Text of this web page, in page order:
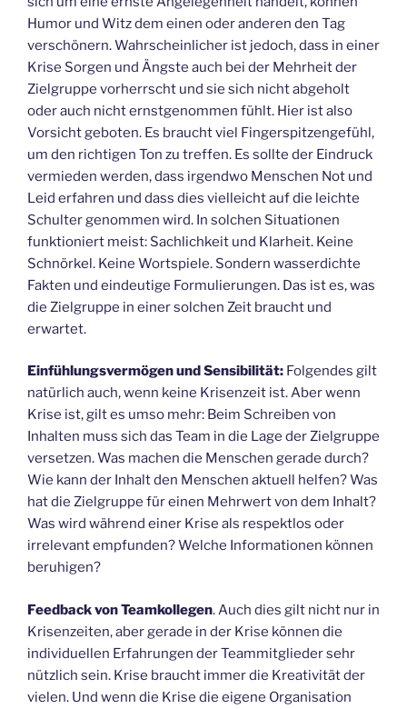
Humor und Witz dem einen oder anderen den Tag
verschönern. Wahrscheinlicher ist jedoch, dass in einer
Krise Sorgen und Ängste auch bei der Mehrheit der
Zielgruppe vorherrscht und sie sich nicht abgeholt
oder auch nicht ernstgenommen fühlt. Hier ist also
Vorsicht geboten. Es braucht viel Fingerspitzengefühl,
um den richtigen Ton zu treffen. Es sollte der Eindruck
vermieden werden, dass irgendwo Menschen Not und
Leid erfahren und dass dies vielleicht auf die leichte
Schulter genommen wird. In solchen Situationen
funktioniert meist: Sachlichkeit und Klarheit. Keine
Schnörkel. Keine Wortspiele. Sondern wasserdichte
Fakten und eindeutige Formulierungen. Das ist es, was
die Zielgruppe in einer solchen Zeit braucht und
erwartet.
Einfühlungsvermögen und Sensibilität: Folgendes gilt
natürlich auch, wenn keine Krisenzeit ist. Aber wenn
Krise ist, gilt es umso mehr: Beim Schreiben von
Inhalten muss sich das Team in die Lage der Zielgruppe
versetzen. Was machen die Menschen gerade durch?
Wie kann der Inhalt den Menschen aktuell helfen? Was
hat die Zielgruppe für einen Mehrwert von dem Inhalt?
Was wird während einer Krise als respektlos oder
irrelevant empfunden? Welche Informationen können
beruhigen?
Feedback von Teamkollegen. Auch dies gilt nicht nur in
Krisenzeiten, aber gerade in der Krise können die
individuellen Erfahrungen der Teammitglieder sehr
nützlich sein. Krise braucht immer die Kreativität der
vielen. Und wenn die Krise die eigene Organisation